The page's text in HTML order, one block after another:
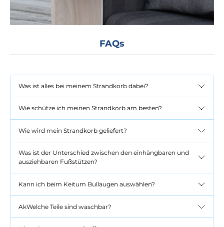
FAQs
Was ist alles bei meinem Strandkorb dabei?
Wie schütze ich meinen Strandkorb am besten?
Wie wird mein Strandkorb geliefert?
Was ist der Unterschied zwischen den einhängbaren und
ausziehbaren Fußstützen?
Kann ich beim Keitum Bullaugen auswählen?
AkWelche Teile sind waschbar?